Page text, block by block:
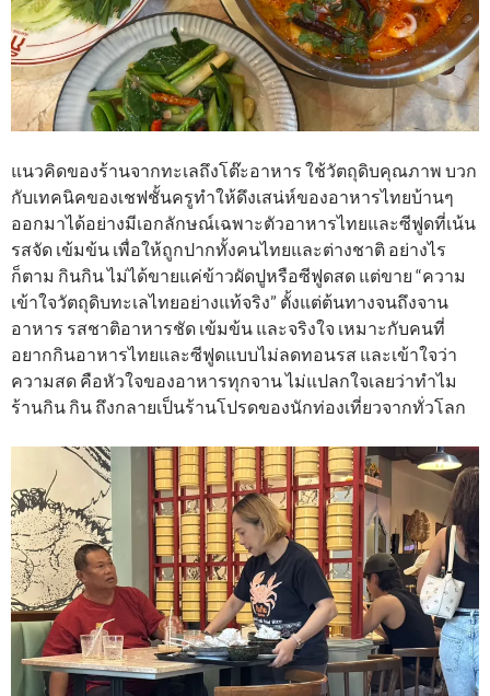
แนวคิดของร้านจากทะเลถึงโต๊ะอาหาร ใช้วัตถุดิบคุณภาพ บวก
กับเทคนิคของเชฟชั้นครูทำให้ดึงเสน่ห์ของอาหารไทยบ้านๆ
ออกมาได้อย่างมีเอกลักษณ์เฉพาะตัวอาหารไทยและซีฟูดที่เน้น
รสจัด เข้มข้น เพื่อให้ถูกปากทั้งคนไทยและต่างชาติ อย่างไร
ก็ตาม กินกิน ไม่ได้ขายแค่ข้าวผัดปูหรือซีฟูดสด แต่ขาย “ความ
เข้าใจวัตถุดิบทะเลไทยอย่างแท้จริง” ตั้งแต่ต้นทางจนถึงจาน
อาหาร รสชาติอาหารชัด เข้มข้น และจริงใจ เหมาะกับคนที่
อยากกินอาหารไทยและซีฟูดแบบไม่ลดทอนรส และเข้าใจว่า
ความสด คือหัวใจของอาหารทุกจาน ไม่แปลกใจเลยว่าทำไม
ร้านกิน กิน ถึงกลายเป็นร้านโปรดของนักท่องเที่ยวจากทั่วโลก